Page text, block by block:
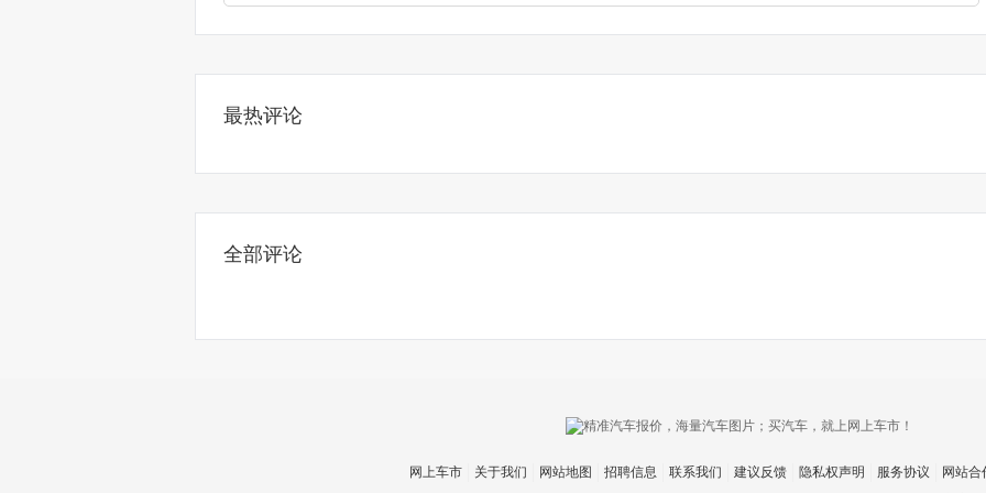
最热评论
全部评论
网上车市 关于我们 网站地图 招聘信息 联系我们 建议反馈 隐私权声明 服务协议 网站合